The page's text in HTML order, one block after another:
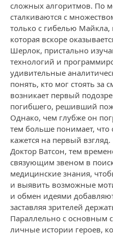
сложных алгоритмов. По
сталкиваются с
только с гибелью Майкла,
которая вскоре
Шерлок, пристально
технологий и
удивительные
понять, кто мог стоять за
возникает первый
погибшего, решивший
Однако, чем глубже он
тем больше понимает, что
кажется на первый взгляд.
Доктор Ватсон, тем
связующим звеном в
медицинские знания,
и выявить возможные
и обмен идеями
заставляя зрителей
Параллельно с основным
личные истории героев,